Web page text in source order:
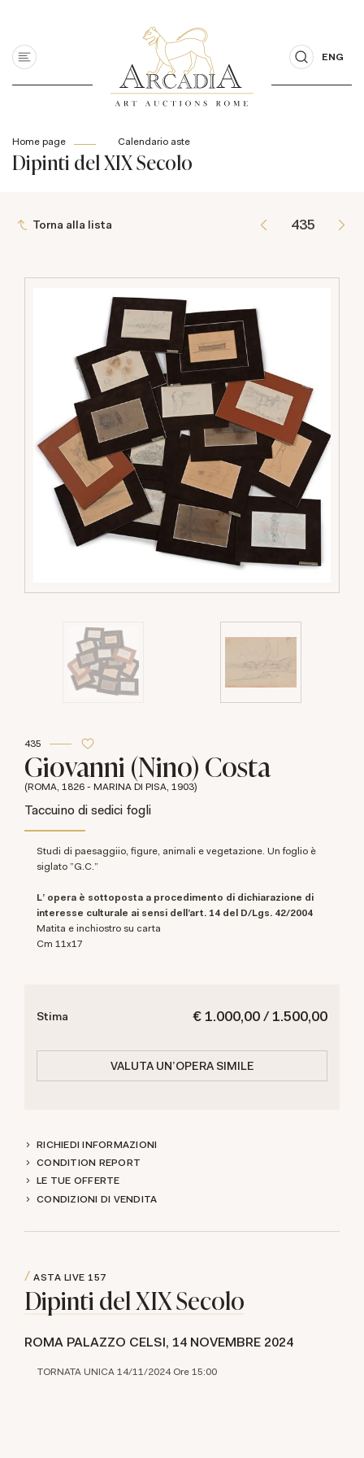
ENG
Home page Calendario aste
Dipinti del XIX Secolo
Torna alla lista
435
Giovanni (Nino) Costa
(ROMA, 1826 - MARINA DI PISA, 1903)
Taccuino di sedici fogli
Studi di paesaggiio, figure, animali e vegetazione. Un foglio è
siglato "G.C."
L' opera è sottoposta a procedimento di dichiarazione di
interesse culturale ai sensi dell’art. 14 del D/Lgs. 42/2004
matita e inchiostro su carta
cm 11x17
€ 1.000,00 / 1.500,00
Stima
VALUTA UN'OPERA SIMILE
RICHIEDI INFORMAZIONI
CONDITION REPORT
LE TUE OFFERTE
CONDIZIONI DI VENDITA
ASTA LIVE 157
Dipinti del XIX Secolo
ROMA PALAZZO CELSI, 14 NOVEMBRE 2024
TORNATA UNICA 14/11/2024 Ore 15:00